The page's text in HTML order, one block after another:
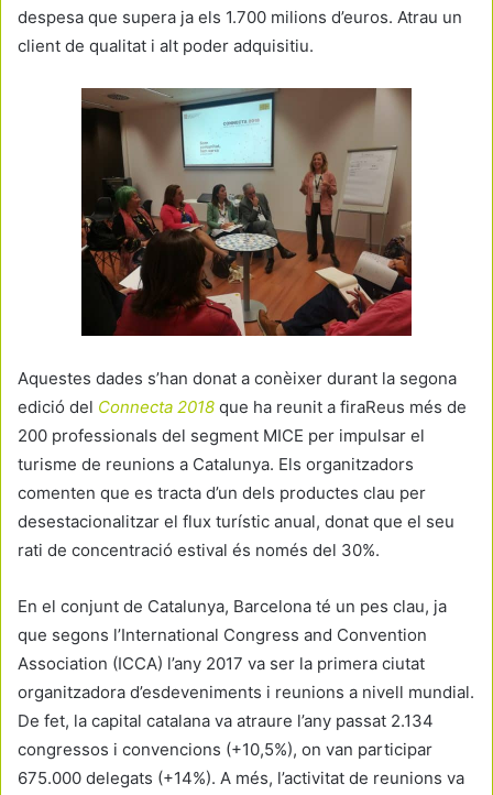
despesa que supera ja els 1.700 milions d’euros. Atrau un
client de qualitat i alt poder adquisitiu.
Aquestes dades s’han donat a conèixer durant la segona
edició del Connecta 2018 que ha reunit a firaReus més de
200 professionals del segment MICE per impulsar el
turisme de reunions a Catalunya. Els organitzadors
comenten que es tracta d’un dels productes clau per
desestacionalitzar el flux turístic anual, donat que el seu
rati de concentració estival és només del 30%.
En el conjunt de Catalunya, Barcelona té un pes clau, ja
que segons l’International Congress and Convention
Association (ICCA) l’any 2017 va ser la primera ciutat
organitzadora d’esdeveniments i reunions a nivell mundial.
De fet, la capital catalana va atraure l’any passat 2.134
congressos i convencions (+10,5%), on van participar
675.000 delegats (+14%). A més, l’activitat de reunions va